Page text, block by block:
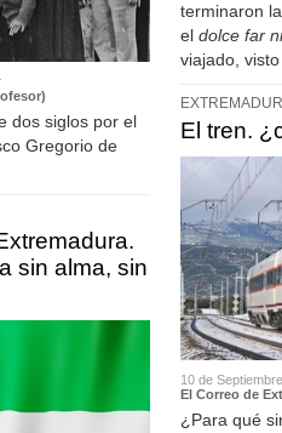
dos siglos por el
Gregorio de
sin alma, sin
terminaron
el dolce far
viajado,
El tren.
10 de
El Correo de
¿Para qué